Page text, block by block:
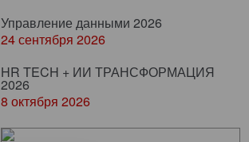
Управление данными 2026
24 сентября 2026
HR TECH + ИИ ТРАНСФОРМАЦИЯ
2026
8 октября 2026